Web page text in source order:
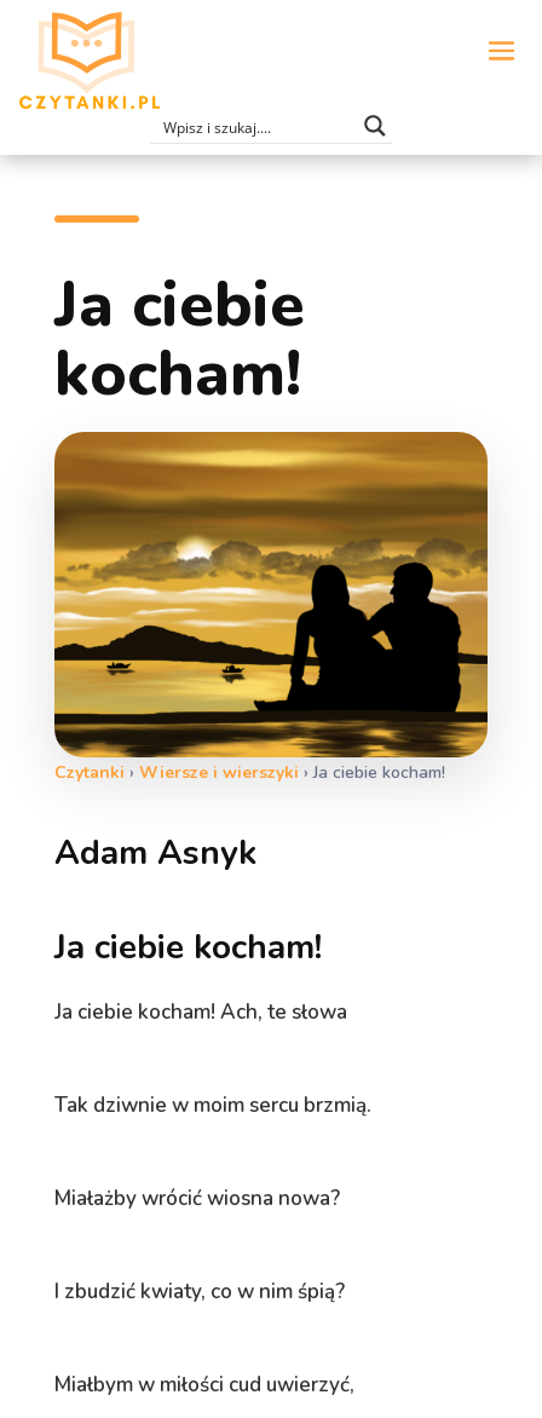
Ja ciebie
kocham!
Czytanki › Wiersze i wierszyki ›Ja ciebie kocham!
Adam Asnyk
Ja ciebie kocham!
Ja ciebie kocham! Ach, te słowa
Tak dziwnie w moim sercu brzmią.
Miałażby wrócić wiosna nowa?
I zbudzić kwiaty, co w nim śpią?
Miałbym w miłości cud uwierzyć,